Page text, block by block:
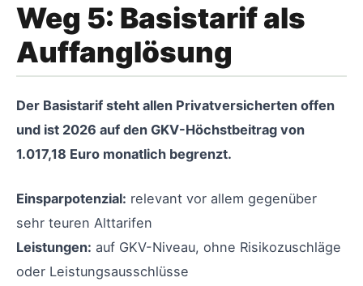
Weg 5: Basistarif als
Auffanglösung
Der Basistarif steht allen Privatversicherten offen
und ist 2026 auf den GKV-Höchstbeitrag von
1.017,18 Euro monatlich begrenzt.
Einsparpotenzial: relevant vor allem gegenüber
sehr teuren Alttarifen
Leistungen: auf GKV-Niveau, ohne Risikozuschläge
oder Leistungsausschlüsse